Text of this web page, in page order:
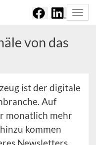
von das
ist der digitale
Auf
monatlich mehr
kommen